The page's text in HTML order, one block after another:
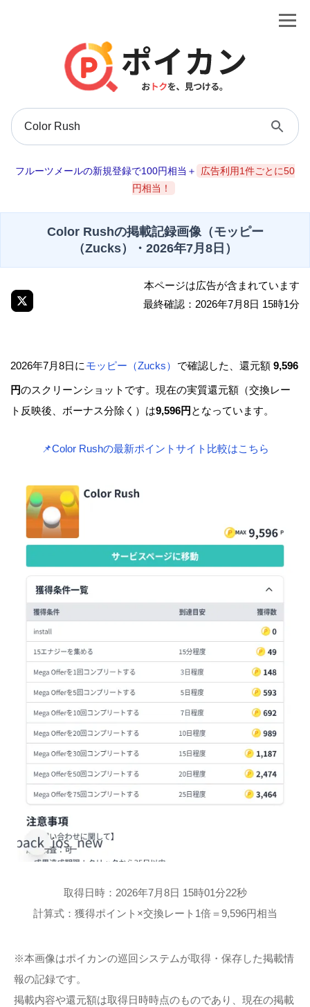
フルーツメールの新規登録で100円相当＋
広告利用1件ごとに50
円相当！
Color Rushの掲載記録画像（モッピー
（Zucks）・2026年7月8日）
本ページは広告が含まれています
最終確認：2026年7月8日 15時1分
2026年7月8日に モッピー（Zucks） で確認した、還元額 9,596
円のスクリーンショットです。現在の実質還元額（交換レー
ト反映後、ボーナス分除く）は9,596円 となっています。
📌Color Rushの最新ポイントサイト比較はこちら
取得日時：2026年7月8日 15時01分22秒
計算式：獲得ポイント×交換レート1倍＝9,596円相当
※本画像はポイカンの巡回システムが取得・保存した掲載情
報の記録です。
掲載内容や還元額は取得日時時点のものであり、現在の掲載